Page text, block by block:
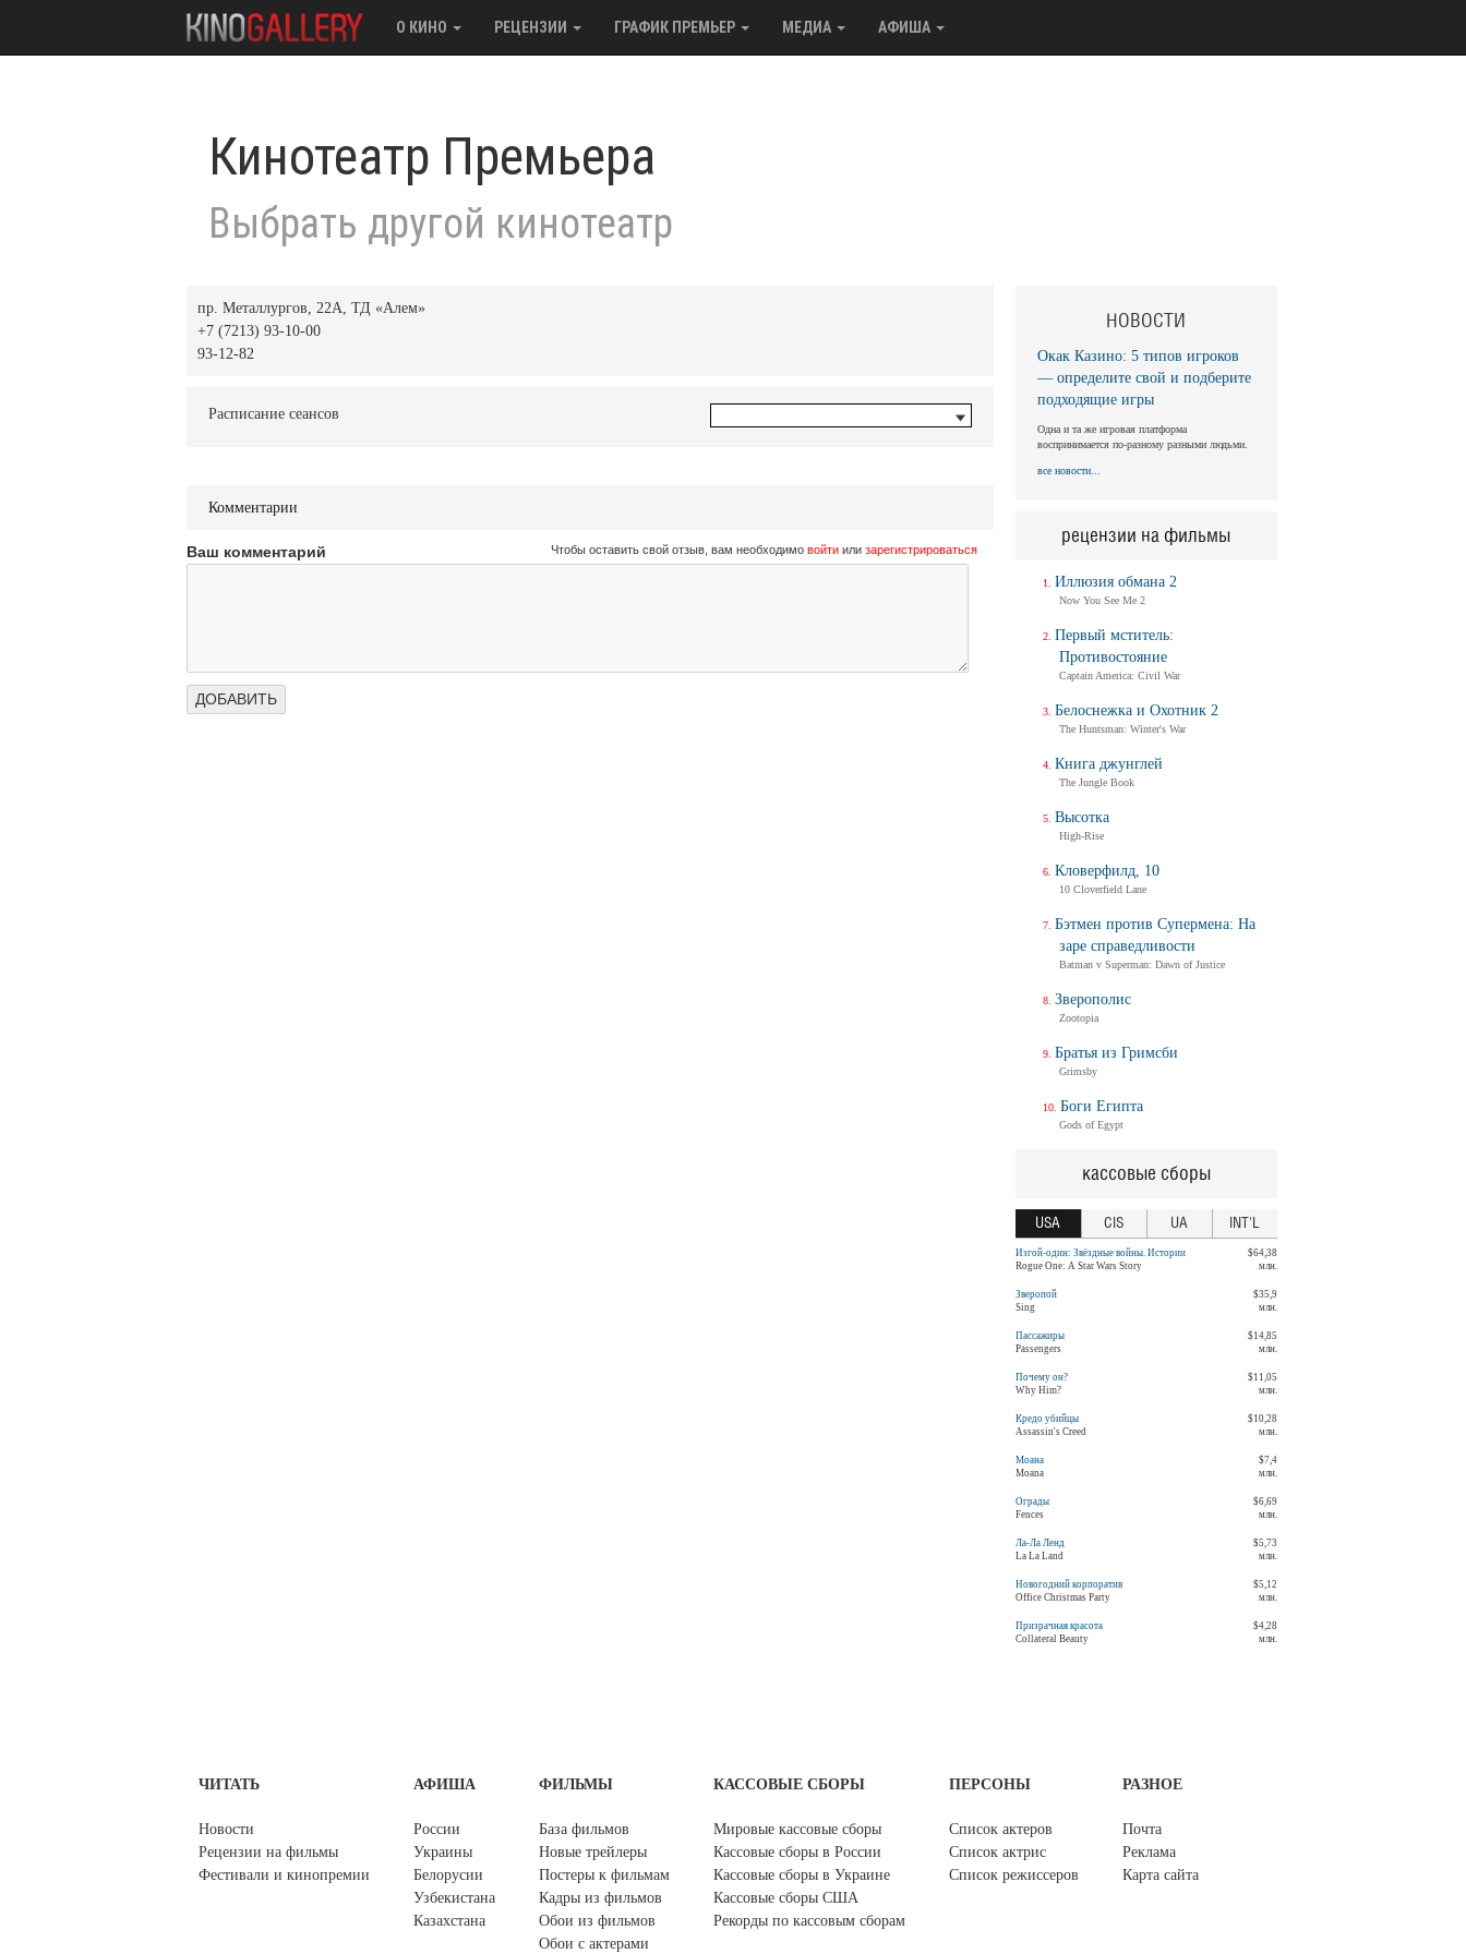
О КИНО РЕЦЕНЗИИ ГРАФИК ПРЕМЬЕР МЕДИА АФИША
Кинотеатр Премьера
Выбрать другой кинотеатр
пр. Металлургов, 22А, ТД «Алем»
+7 (7213) 93-10-00
93-12-82
Расписание сеансов
Комментарии
Ваш комментарий Чтобы оставить свой отзыв, вам необходимо войтиили зарегистрироваться
НОВОСТИ
Окак Казино: 5 типов игроков
— определите свой и подберите
подходящие игры
Одна и та же игровая платформа
воспринимается по-разному разными людьми.
все новости...
рецензии на фильмы
Иллюзия обмана 2
Now You See Me 2
Первый мститель:
Противостояние
Captain America: Civil War
Белоснежка и Охотник 2
The Huntsman: Winter's War
Книга джунглей
The Jungle Book
Высотка
High-Rise
Кловерфилд, 10
10 Cloverfield Lane
Бэтмен против Супермена: На
заре справедливости
Batman v Superman: Dawn of Justice
Зверополис
Zootopia
Братья из Гримсби
Grimsby
Боги Египта
Gods of Egypt
кассовые сборы
USA CIS UA INT'L
Изгой-один: Звёздные войны. Истории
Rogue One: A Star Wars Story
$64,38
млн.
Зверопой
Sing
$35,9
млн.
Пассажиры
Passengers
$14,85
млн.
Почему он?
Why Him?
$11,05
млн.
Кредо убийцы
Assassin's Creed
$10,28
млн.
Моана
Moana
$7,4
млн.
Ограды
Fences
$6,69
млн.
Ла-Ла Ленд
La La Land
$5,73
млн.
Новогодний корпоратив
Office Christmas Party
$5,12
млн.
Призрачная красота
Collateral Beauty
$4,28
млн.
ЧИТАТЬ
Новости
Рецензии на фильмы
Фестивали и кинопремии
АФИША
России
Украины
Белорусии
Узбекистана
Казахстана
ФИЛЬМЫ
База фильмов
Новые трейлеры
Постеры к фильмам
Кадры из фильмов
Обои из фильмов
Обои с актерами
КАССОВЫЕ СБОРЫ
Мировые кассовые сборы
Кассовые сборы в России
Кассовые сборы в Украине
Кассовые сборы США
Рекорды по кассовым сборам
ПЕРСОНЫ
Список актеров
Список актрис
Список режиссеров
РАЗНОЕ
Почта
Реклама
Карта сайта